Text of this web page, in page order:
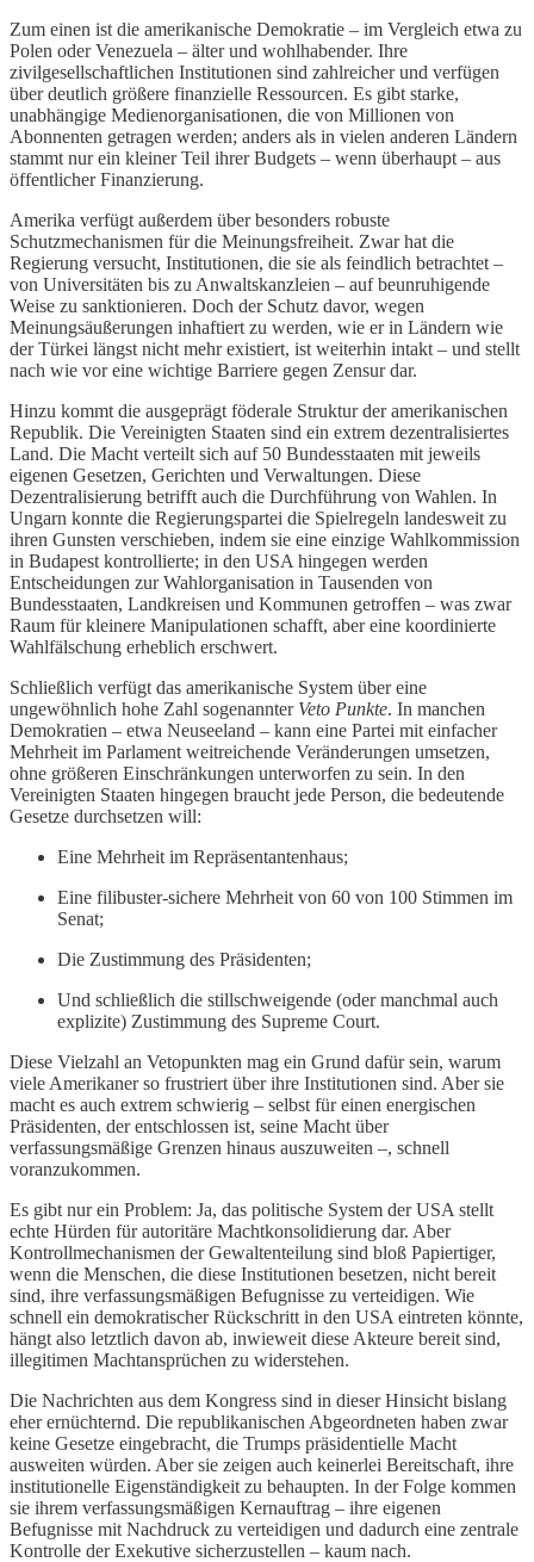
Zum einen ist die amerikanische Demokratie – im Vergleich etwa zu
Polen oder Venezuela – älter und wohlhabender. Ihre
zivilgesellschaftlichen Institutionen sind zahlreicher und verfügen
über deutlich größere finanzielle Ressourcen. Es gibt starke,
unabhängige Medienorganisationen, die von Millionen von
Abonnenten getragen werden; anders als in vielen anderen Ländern
stammt nur ein kleiner Teil ihrer Budgets – wenn überhaupt – aus
öffentlicher Finanzierung.
Amerika verfügt außerdem über besonders robuste
Schutzmechanismen für die Meinungsfreiheit. Zwar hat die
Regierung versucht, Institutionen, die sie als feindlich betrachtet –
von Universitäten bis zu Anwaltskanzleien – auf beunruhigende
Weise zu sanktionieren. Doch der Schutz davor, wegen
Meinungsäußerungen inhaftiert zu werden, wie er in Ländern wie
der Türkei längst nicht mehr existiert, ist weiterhin intakt – und stellt
nach wie vor eine wichtige Barriere gegen Zensur dar.
Hinzu kommt die ausgeprägt föderale Struktur der amerikanischen
Republik. Die Vereinigten Staaten sind ein extrem dezentralisiertes
Land. Die Macht verteilt sich auf 50 Bundesstaaten mit jeweils
eigenen Gesetzen, Gerichten und Verwaltungen. Diese
Dezentralisierung betrifft auch die Durchführung von Wahlen. In
Ungarn konnte die Regierungspartei die Spielregeln landesweit zu
ihren Gunsten verschieben, indem sie eine einzige Wahlkommission
in Budapest kontrollierte; in den USA hingegen werden
Entscheidungen zur Wahlorganisation in Tausenden von
Bundesstaaten, Landkreisen und Kommunen getroffen – was zwar
Raum für kleinere Manipulationen schafft, aber eine koordinierte
Wahlfälschung erheblich erschwert.
Schließlich verfügt das amerikanische System über eine
ungewöhnlich hohe Zahl sogenannter Veto Punkte. In manchen
Demokratien – etwa Neuseeland – kann eine Partei mit einfacher
Mehrheit im Parlament weitreichende Veränderungen umsetzen,
ohne größeren Einschränkungen unterworfen zu sein. In den
Vereinigten Staaten hingegen braucht jede Person, die bedeutende
Gesetze durchsetzen will:
Eine Mehrheit im Repräsentantenhaus;
Eine filibuster-sichere Mehrheit von 60 von 100 Stimmen im
Senat;
Die Zustimmung des Präsidenten;
Und schließlich die stillschweigende (oder manchmal auch
explizite) Zustimmung des Supreme Court.
Diese Vielzahl an Vetopunkten mag ein Grund dafür sein, warum
viele Amerikaner so frustriert über ihre Institutionen sind. Aber sie
macht es auch extrem schwierig – selbst für einen energischen
Präsidenten, der entschlossen ist, seine Macht über
verfassungsmäßige Grenzen hinaus auszuweiten –, schnell
voranzukommen.
Es gibt nur ein Problem: Ja, das politische System der USA stellt
echte Hürden für autoritäre Machtkonsolidierung dar. Aber
Kontrollmechanismen der Gewaltenteilung sind bloß Papiertiger,
wenn die Menschen, die diese Institutionen besetzen, nicht bereit
sind, ihre verfassungsmäßigen Befugnisse zu verteidigen. Wie
schnell ein demokratischer Rückschritt in den USA eintreten könnte,
hängt also letztlich davon ab, inwieweit diese Akteure bereit sind,
illegitimen Machtansprüchen zu widerstehen.
Die Nachrichten aus dem Kongress sind in dieser Hinsicht bislang
eher ernüchternd. Die republikanischen Abgeordneten haben zwar
keine Gesetze eingebracht, die Trumps präsidentielle Macht
ausweiten würden. Aber sie zeigen auch keinerlei Bereitschaft, ihre
institutionelle Eigenständigkeit zu behaupten. In der Folge kommen
sie ihrem verfassungsmäßigen Kernauftrag – ihre eigenen
Befugnisse mit Nachdruck zu verteidigen und dadurch eine zentrale
Kontrolle der Exekutive sicherzustellen – kaum nach.